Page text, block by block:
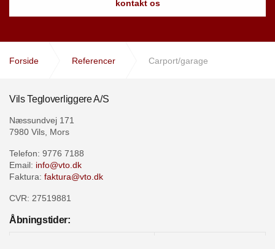
kontakt os
Forside Referencer Carport/garage
Vils Tegloverliggere A/S
Næssundvej 171
7980 Vils, Mors
Telefon: 9776 7188
Email: info@vto.dk
Faktura: faktura@vto.dk
CVR: 27519881
Åbningstider: